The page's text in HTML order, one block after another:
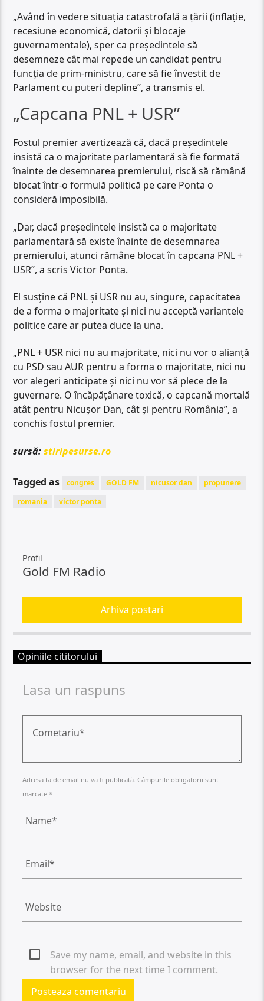
„Având în vedere situația catastrofală a țării (inflație,
recesiune economică, datorii și blocaje
guvernamentale), sper ca președintele să
desemneze cât mai repede un candidat pentru
funcția de prim-ministru, care să fie învestit de
Parlament cu puteri depline”, a transmis el.
„Capcana PNL + USR”
Fostul premier avertizează că, dacă președintele
insistă ca o majoritate parlamentară să fie formată
înainte de desemnarea premierului, riscă să rămână
blocat într-o formulă politică pe care Ponta o
consideră imposibilă.
„Dar, dacă președintele insistă ca o majoritate
parlamentară să existe înainte de desemnarea
premierului, atunci rămâne blocat în capcana PNL +
USR”, a scris Victor Ponta.
El susține că PNL și USR nu au, singure, capacitatea
de a forma o majoritate și nici nu acceptă variantele
politice care ar putea duce la una.
„PNL + USR nici nu au majoritate, nici nu vor o alianță
cu PSD sau AUR pentru a forma o majoritate, nici nu
vor alegeri anticipate și nici nu vor să plece de la
guvernare. O încăpățânare toxică, o capcană mortală
atât pentru Nicușor Dan, cât și pentru România”, a
conchis fostul premier.
sursă:stiripesurse.ro
Tagged as congres GOLD FM nicusor dan
propunere
romania
victor ponta
Profil
Gold FM Radio
Arhiva postari
Opiniile cititorului
Lasa un raspuns
Adresa ta de email nu va fi publicată. Câmpurile obligatorii sunt
marcate *
Save my name, email, and website in this
browser for the next time I comment.